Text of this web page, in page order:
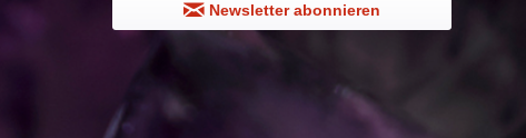
Newsletter abonnieren